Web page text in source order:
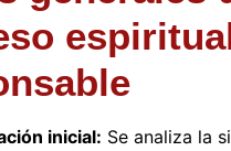
inicial: Se analiza la